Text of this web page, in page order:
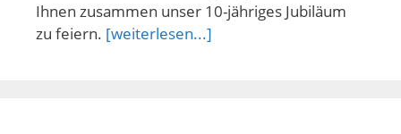
Ihnen zusammen unser 10-jähriges Jubiläum
zu feiern. [weiterlesen...]